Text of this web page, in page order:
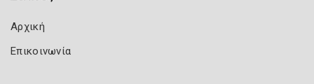
Αρχική
Επικοινωνία